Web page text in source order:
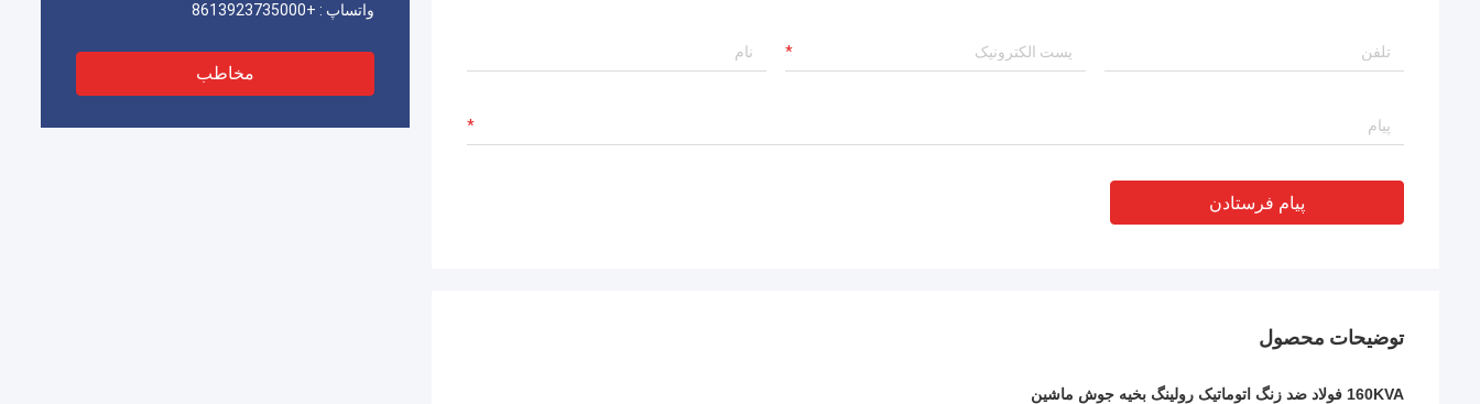
واتساپ : +8613923735000
مخاطب
پیام فرستادن
توضیحات محصول
160KVA فولاد ضد زنگ اتوماتیک رولینگ بخیه جوش ماشین